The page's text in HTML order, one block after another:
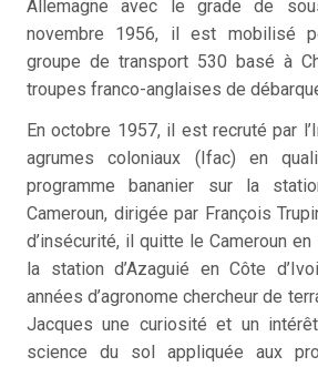
Allemagne avec le grade de
novembre 1956, il est mobilisé
groupe de transport 530 basé à
troupes franco-anglaises de
En octobre 1957, il est recruté par
agrumes coloniaux (Ifac) en
programme bananier sur la
Cameroun, dirigée par François
d’insécurité, il quitte le Cameroun
la station d’Azaguié en Côte
années d’agronome chercheur de
Jacques une curiosité et un
science du sol appliquée aux